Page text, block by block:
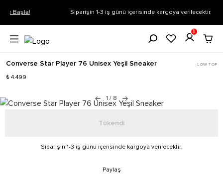
Siparişin 1-3 iş günü içerisinde kargoya verilecektir.Daha Fazla Bilgi
1
Converse Star Player 76 Unisex Yeşil Sneaker LOW TOP
₺ 4.499
1 / 8
Tükendi
Siparişin 1-3 iş günü içerisinde kargoya verilecektir.
Paylaş